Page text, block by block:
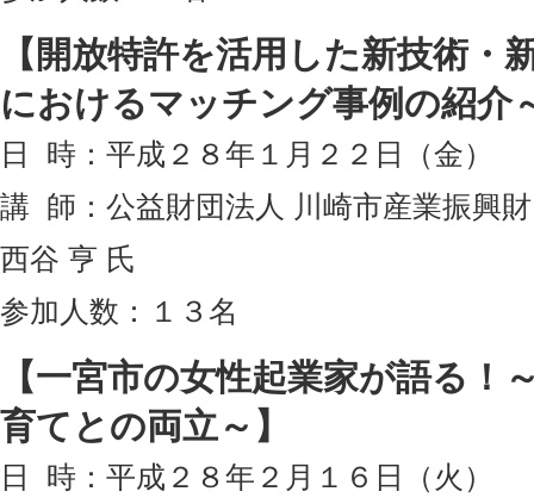
【開放特許を活用した新技術・
におけるマッチング事例の紹介
日 時：平成２８年１月２２日（金）
講 師：公益財団法人 川崎市産業振興
西谷 亨 氏
参加人数：１３名
【一宮市の女性起業家が語る！
育てとの両立～】
日 時：平成２８年２月１６日（火）